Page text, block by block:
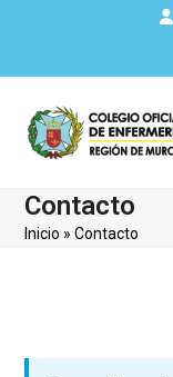
Contacto
Inicio »Contacto